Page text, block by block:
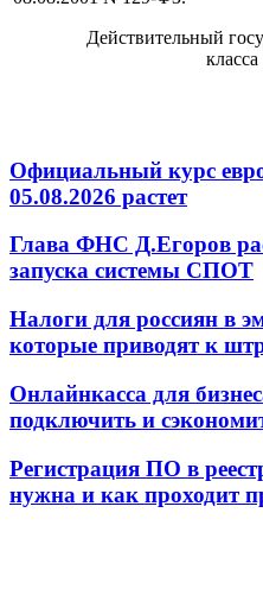
Действительный
Официальный курс
05.08.2026 растет
Глава ФНС Д.Егоров
запуска системы СПОТ
Налоги для россиян в
которые приводят к
Онлайнкасса для
подключить и
Регистрация ПО в
нужна и как проходит